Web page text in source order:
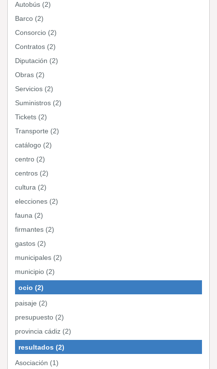
Autobús (2)
Barco (2)
Consorcio (2)
Contratos (2)
Diputación (2)
Obras (2)
Servicios (2)
Suministros (2)
Tickets (2)
Transporte (2)
catálogo (2)
centro (2)
centros (2)
cultura (2)
elecciones (2)
fauna (2)
firmantes (2)
gastos (2)
municipales (2)
municipio (2)
ocio (2)
paisaje (2)
presupuesto (2)
provincia cádiz (2)
resultados (2)
Asociación (1)